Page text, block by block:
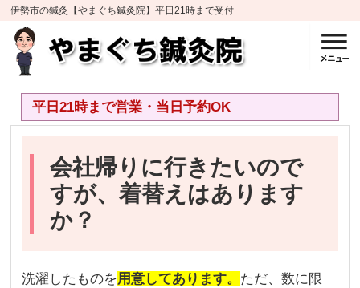
伊勢市の鍼灸【やまぐち鍼灸院】平日21時まで受付
平日21時まで営業・当日予約OK
会社帰りに行きたいので
すが、着替えはあります
か？
洗濯したものを用意してあります。 ただ、数に限